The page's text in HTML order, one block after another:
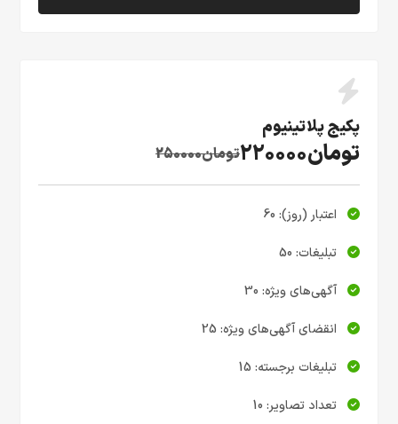
پکیج پلاتینیوم
تومان220000 تومان250000
اعتبار (روز): 60
تبلیغات: 50
آگهی‌های ویژه: 30
انقضای آگهی‌های ویژه: 25
تبلیغات برجسته: 15
تعداد تصاویر: 10